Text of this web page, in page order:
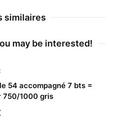
similaires
may be interested!
54 accompagné 7 bts =
750/1000 gris